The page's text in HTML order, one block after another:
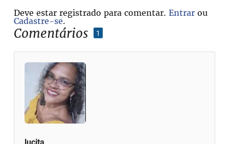
Comentários 1
Deve estar registrado para comentar.Entrar ou
Cadastre-se.